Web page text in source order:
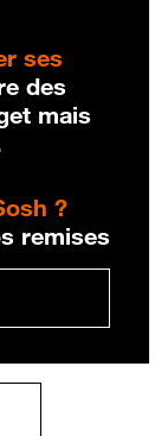
ses
des
mais
?
remises